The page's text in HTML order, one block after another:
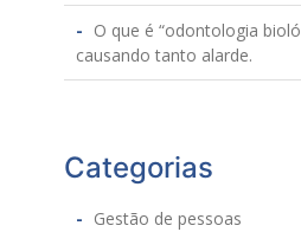
O que é “odontologia
causando tanto alarde.
Categorias
Gestão de pessoas